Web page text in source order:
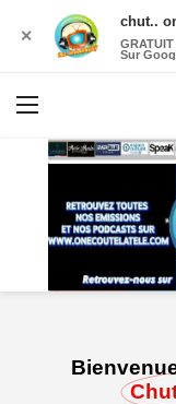
✕
chut..
GRATUIT
Sur